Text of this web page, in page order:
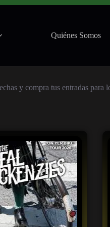
Quiénes Somos
y compra tus entradas para